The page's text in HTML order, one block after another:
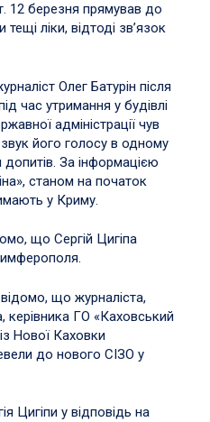
12 березня прямував до
ліки, відтоді зв’язок
Олег Батурін після
час утримання у будівлі
адміністрації чув
його голосу в одному
допитів. За інформацією
станом на початок
у Криму.
що Сергій Цигіпа
що журналіста,
керівника ГО «Каховський
Нової Каховки
до нового СІЗО у
Цигіпи у відповідь на